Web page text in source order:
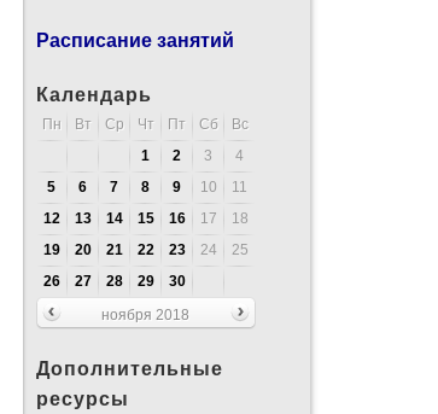
Расписание занятий
Календарь
Пн Вт Ср Чт Пт Сб
Вс
1
2 3
4
5
6 7 8 9 10
11
12
13 14 15 16 17
18
19
20 21 22 23 24
25
26
27 28 29
30
ноября 2018
Дополнительные
ресурсы